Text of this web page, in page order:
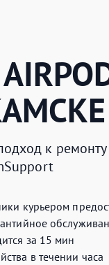
к ремонту
курьером
за 15 мин
в течении часа